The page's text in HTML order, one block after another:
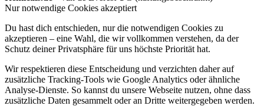
Nur notwendige Cookies akzeptiert
Du hast dich entschieden, nur die notwendigen Cookies zu
akzeptieren – eine Wahl, die wir vollkommen verstehen, da der
Schutz deiner Privatsphäre für uns höchste Priorität hat.
Wir respektieren diese Entscheidung und verzichten daher auf
zusätzliche Tracking-Tools wie Google Analytics oder ähnliche
Analyse-Dienste. So kannst du unsere Webseite nutzen, ohne dass
zusätzliche Daten gesammelt oder an Dritte weitergegeben werden.